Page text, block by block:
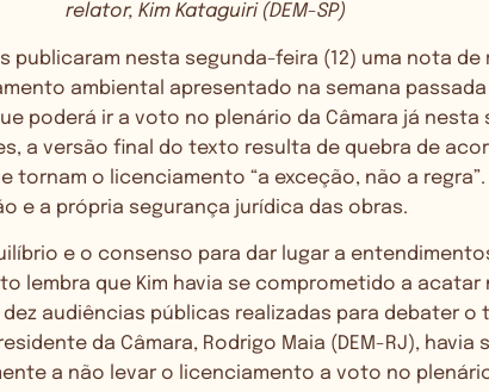
relator, Kim Kataguiri (DEM-SP)
publicaram nesta segunda-feira (12) uma nota de
ambiental apresentado na semana
poderá ir a voto no plenário da Câmara já nesta
a versão final do texto resulta de quebra de
tornam o licenciamento “a exceção, não a regra”.
e a própria segurança jurídica das obras.
e o consenso para dar lugar a
lembra que Kim havia se comprometido a
audiências públicas realizadas para debater o
da Câmara, Rodrigo Maia (DEM-RJ), havia
a não levar o licenciamento a voto no